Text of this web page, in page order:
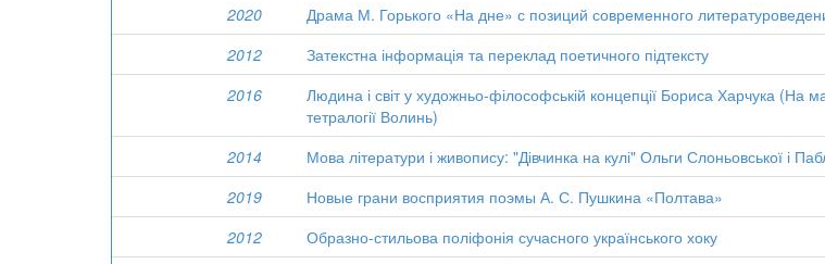
2020
Драма М. Горького «На дне» с позиций современного
2012
Затекстна інформація та переклад поетичного підтексту
2016
Людина і світ у художньо-філософській концепції Бориса Харчука (На
тетралогії Волинь)
2014 Мова літератури і живопису: "Дівчинка на кулі" Ольги Слоньовської і
2019
Новые грани восприятия поэмы А. С. Пушкина «Полтава»
2012
Образно-стильова поліфонія сучасного українського хоку